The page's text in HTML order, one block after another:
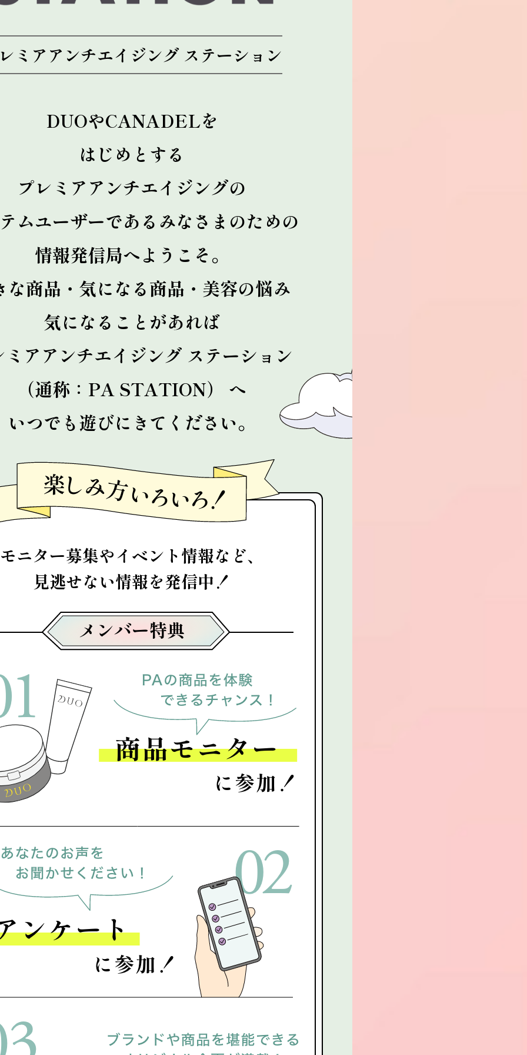
ミアアンチエイジング ステーション
DUOやCANADELを
はじめとする
プレミアアンチエイジングの
ムユーザーであるみなさまのための
情報発信局へようこそ。
な商品・気になる商品・美容の悩み
気になることがあれば
ミアアンチエイジング ステーション
（通称：PA STATION） へ
いつでも遊びにきてください。
モニター募集やイベント情報など、
見逃せない情報を発信中！
メンバー特典